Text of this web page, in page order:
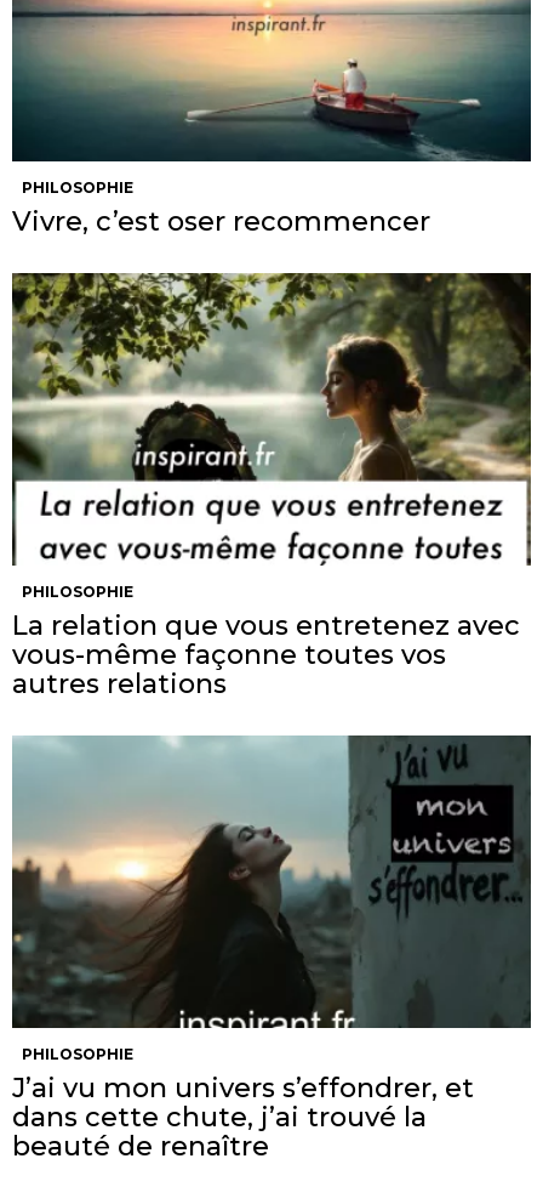
PHILOSOPHIE
Vivre, c’est oser recommencer
PHILOSOPHIE
La relation que vous entretenez avec
vous-même façonne toutes vos
autres relations
PHILOSOPHIE
J’ai vu mon univers s’effondrer, et
dans cette chute, j’ai trouvé la
beauté de renaître